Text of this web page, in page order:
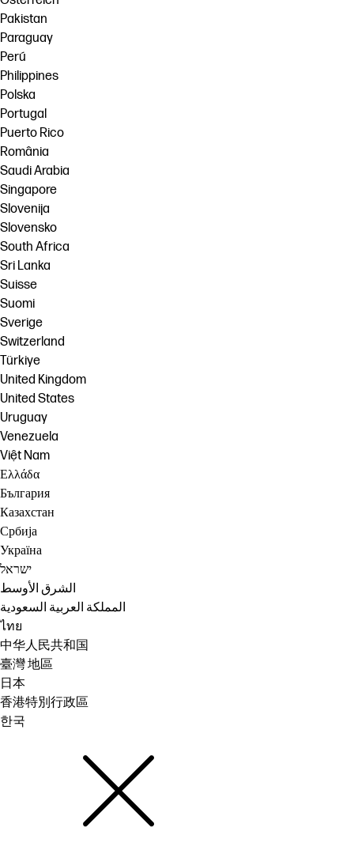
Pakistan
Paraguay
Perú
Philippines
Polska
Portugal
Puerto Rico
România
Saudi Arabia
Singapore
Slovenija
Slovensko
South Africa
Sri Lanka
Suisse
Suomi
Sverige
Switzerland
Türkiye
United Kingdom
United States
Uruguay
Venezuela
Việt Nam
Ελλάδα
България
Казахстан
Србија
Україна
ישראל
الشرق الأوسط
المملكة العربية السعودية
ไทย
中华人民共和国
臺灣 地區
日本
香港特別行政區
한국